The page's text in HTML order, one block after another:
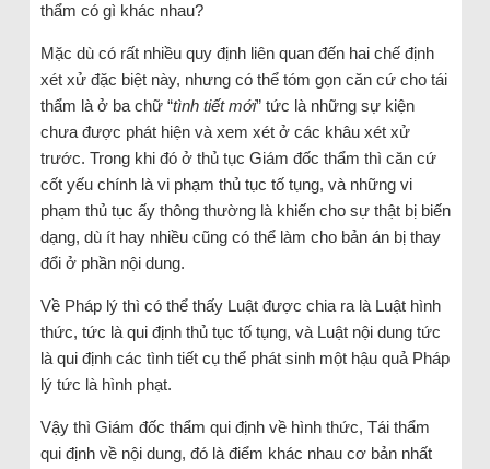
thẩm có gì khác nhau?
Mặc dù có rất nhiều quy định liên quan đến hai chế định
xét xử đặc biệt này, nhưng có thể tóm gọn căn cứ cho tái
thẩm là ở ba chữ “tình tiết mới” tức là những sự kiện
chưa được phát hiện và xem xét ở các khâu xét xử
trước. Trong khi đó ở thủ tục Giám đốc thẩm thì căn cứ
cốt yếu chính là vi phạm thủ tục tố tụng, và những vi
phạm thủ tục ấy thông thường là khiến cho sự thật bị biến
dạng, dù ít hay nhiều cũng có thể làm cho bản án bị thay
đổi ở phần nội dung.
Về Pháp lý thì có thể thấy Luật được chia ra là Luật hình
thức, tức là qui định thủ tục tố tụng, và Luật nội dung tức
là qui định các tình tiết cụ thể phát sinh một hậu quả Pháp
lý tức là hình phạt.
Vậy thì Giám đốc thẩm qui định về hình thức, Tái thẩm
qui định về nội dung, đó là điểm khác nhau cơ bản nhất